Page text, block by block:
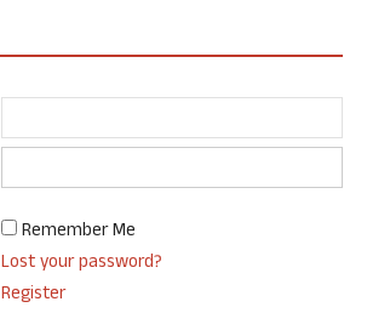
Remember Me
Lost your password?
Register